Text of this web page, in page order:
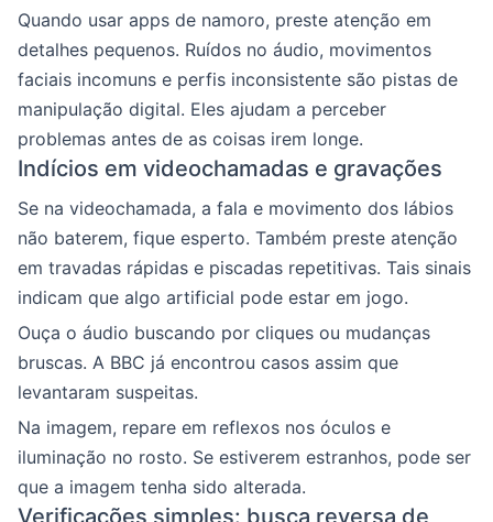
Quando usar apps de namoro, preste atenção em
detalhes pequenos. Ruídos no áudio, movimentos
faciais incomuns e perfis inconsistente são pistas de
manipulação digital. Eles ajudam a perceber
problemas antes de as coisas irem longe.
Indícios em videochamadas e gravações
Se na videochamada, a fala e movimento dos lábios
não baterem, fique esperto. Também preste atenção
em travadas rápidas e piscadas repetitivas. Tais sinais
indicam que algo artificial pode estar em jogo.
Ouça o áudio buscando por cliques ou mudanças
bruscas. A BBC já encontrou casos assim que
levantaram suspeitas.
Na imagem, repare em reflexos nos óculos e
iluminação no rosto. Se estiverem estranhos, pode ser
que a imagem tenha sido alterada.
Verificações simples: busca reversa de